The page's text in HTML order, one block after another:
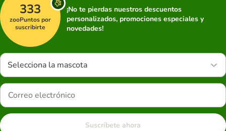
333
zooPuntos por
suscribirte
¡No te pierdas nuestros descuentos
personalizados, promociones especiales y
novedades!
Selecciona la mascota
Suscríbete ahora